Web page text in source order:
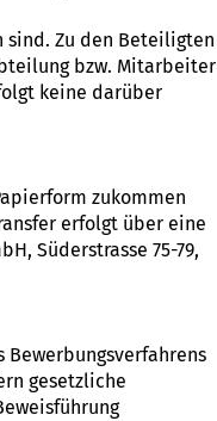
sind. Zu den Beteiligten
bzw. Mitarbeiter
keine darüber
zukommen
erfolgt über eine
Süderstrasse 75-79,
Bewerbungsverfahrens
gesetzliche